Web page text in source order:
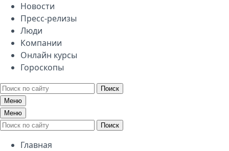
Новости
Пресс-релизы
Люди
Компании
Онлайн курсы
Гороскопы
Поиск
Меню
Меню
Поиск
Главная